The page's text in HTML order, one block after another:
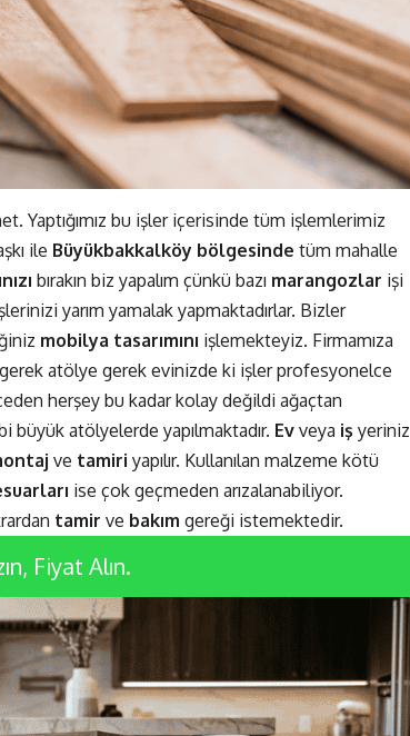
Yaptığımız bu işler içerisinde tüm işlemlerimiz
ile Büyükbakkalköy bölgesinde tüm mahalle
bırakın biz yapalım çünkü bazı marangozlar işi
yarım yamalak yapmaktadırlar. Bizler
mobilya tasarımını işlemekteyiz. Firmamıza
atölye gerek evinizde ki işler profesyonelce
herşey bu kadar kolay değildi ağaçtan
atölyelerde yapılmaktadır. Ev veya iş yeriniz
ve tamiri yapılır. Kullanılan malzeme kötü
ise çok geçmeden arızalanabiliyor.
tamir ve bakım gereği istemektedir.
Fiyat Alın.